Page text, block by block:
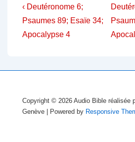
Navigation
de
l’article
Previous
Post
is
‹ Deutéronome 6;
Psaumes 89; Esaïe 34;
Apocalypse 4
Next
Post
is
Copyright © 2026 Audio Bible réalisée
Genève
| Powered by Responsive